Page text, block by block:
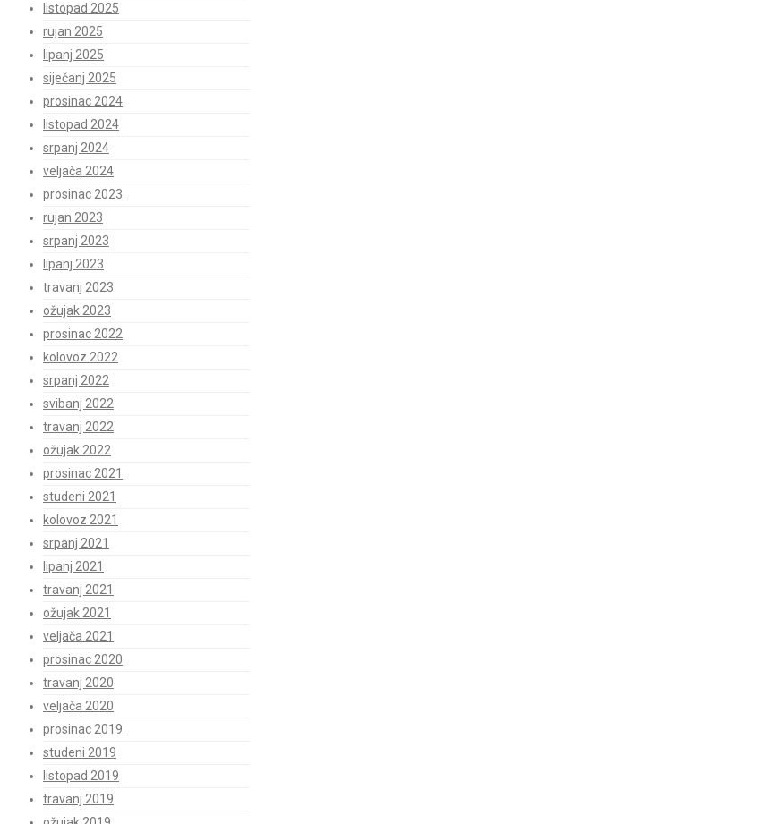
listopad 2025
rujan 2025
lipanj 2025
siječanj 2025
prosinac 2024
listopad 2024
srpanj 2024
veljača 2024
prosinac 2023
rujan 2023
srpanj 2023
lipanj 2023
travanj 2023
ožujak 2023
prosinac 2022
kolovoz 2022
srpanj 2022
svibanj 2022
travanj 2022
ožujak 2022
prosinac 2021
studeni 2021
kolovoz 2021
srpanj 2021
lipanj 2021
travanj 2021
ožujak 2021
veljača 2021
prosinac 2020
travanj 2020
veljača 2020
prosinac 2019
studeni 2019
listopad 2019
travanj 2019